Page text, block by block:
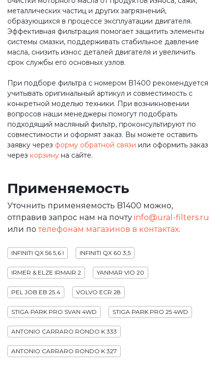
металлических частиц и других загрязнений,
образующихся в процессе эксплуатации двигателя.
Эффективная фильтрация помогает защитить элементы
системы смазки, поддерживать стабильное давление
масла, снизить износ деталей двигателя и увеличить
срок службы его основных узлов.
При подборе фильтра с номером B1400 рекомендуется
учитывать оригинальный артикул и совместимость с
конкретной моделью техники. При возникновении
вопросов наши менеджеры помогут подобрать
подходящий масляный фильтр, проконсультируют по
совместимости и оформят заказ. Вы можете оставить
заявку через форму обратной связи или оформить заказ
через корзину на сайте.
Применяемость
Уточнить применяемость B1400 можно,
отправив запрос нам на почту info@ural-filters.ru
или потелефонам магазинов в контактах.
INFINITI QX 56 5,6 I INFINITI QX 60 3,5
IRMER & ELZE IRMAIR 2 YANMAR VIO 20
PEL JOB EB 25.4 VOLVO ECR 28
STIGA PARK PRO SVAN 4WD STIGA PARK PRO 25 4WD
ANTONIO CARRARO RONDO K 333
ANTONIO CARRARO RONDO K 327